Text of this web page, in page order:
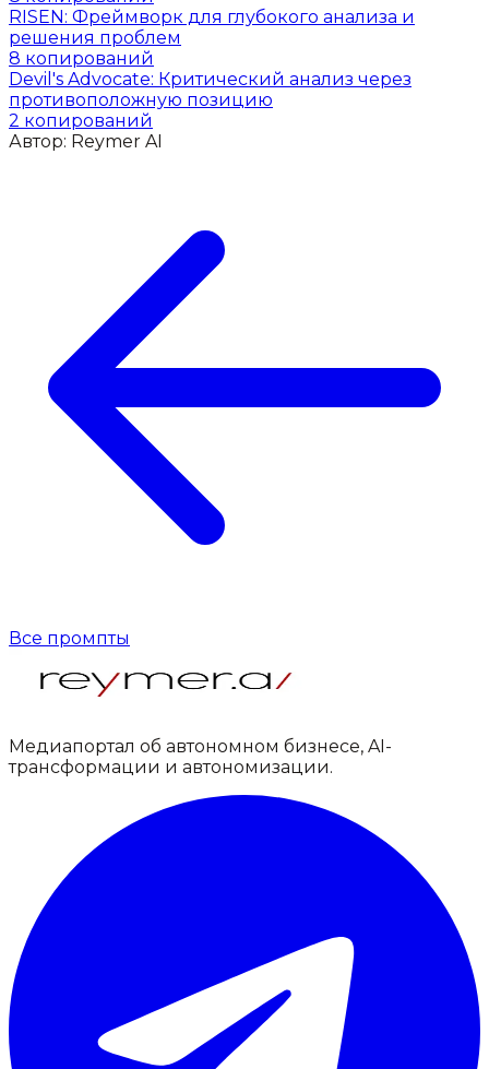
RISEN: Фреймворк для глубокого анализа и
решения проблем
8 копирований
Devil's Advocate: Критический анализ через
противоположную позицию
2 копирований
Автор: Reymer AI
Все промпты
Медиапортал об автономном бизнесе, AI-
трансформации и автономизации.